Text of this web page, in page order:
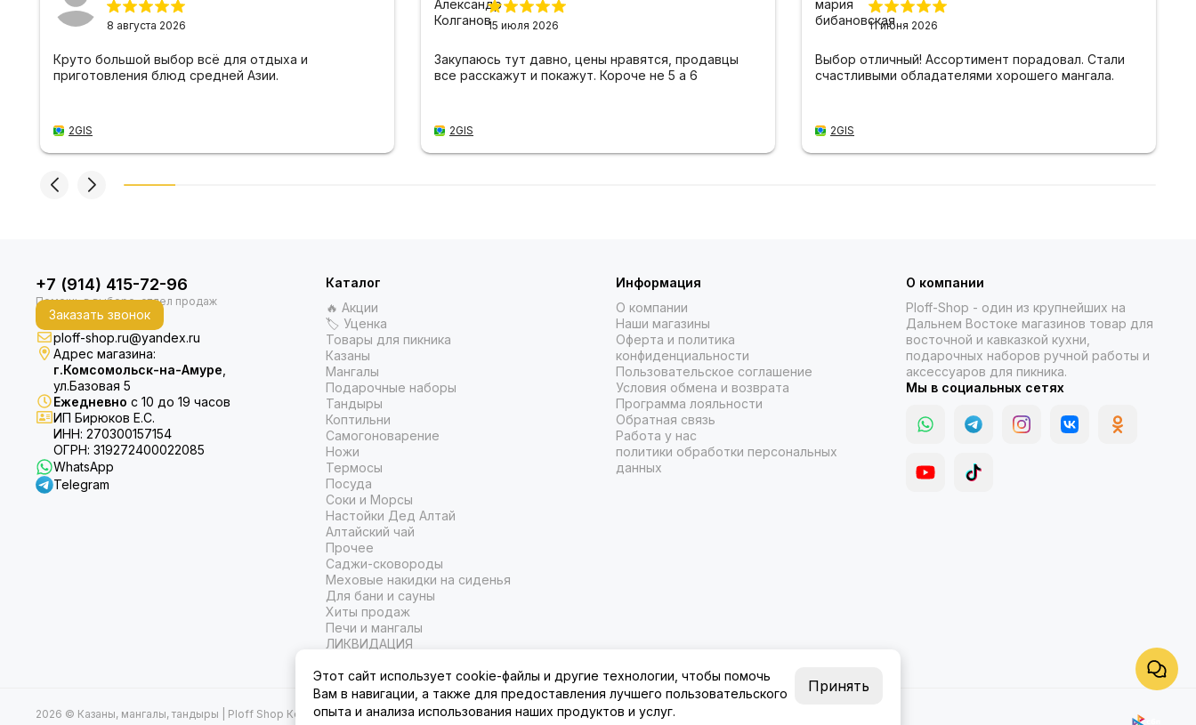
8 августа 2026
Круто большой выбор всё для отдыха и
приготовления блюд средней Азии.
2GIS
15 июля 2026
Закупаюсь тут давно, цены нравятся, продавцы
все расскажут и покажут. Короче не 5 а 6
2GIS
11 июня 2026
Выбор отличный! Ассортимент порадовал. Стали
счастливыми обладателями хорошего мангала.
2GIS
+7 (914) 415-72-96
Заказать звонок
ploff-shop.ru@yandex.ru
Адрес магазина:
г.Комсомольск-на-Амуре
ул.Базовая 5
Ежедневно с 10 до 19 часов
ИП Бирюков Е.С.
ИНН: 270300157154
ОГРН: 319272400022085
WhatsApp
Telegram
Каталог
🔥 Акции
🏷 Уценка
Товары для пикника
Казаны
Мангалы
Подарочные наборы
Тандыры
Коптильни
Самогоноварение
Ножи
Термосы
Посуда
Соки и Морсы
Настойки Дед Алтай
Алтайский чай
Прочее
Саджи-сковороды
Меховые накидки на сиденья
Для бани и сауны
Хиты продаж
Печи и мангалы
ЛИКВИДАЦИЯ
Информация
О компании
Наши магазины
Оферта и политика
конфиденциальности
Пользовательское соглашение
Условия обмена и возврата
Программа лояльности
Обратная связь
Работа у нас
политики обработки персональных
данных
О компании
Ploff-Shop - один из крупнейших на
Дальнем Востоке магазинов товар для
восточной и кавказкой кухни,
подарочных наборов ручной работы и
аксессуаров для пикника.
Мы в социальных сетях
2026 © Казаны, мангалы, тандыры | Ploff Shop Комсомольск-на-Амуре.Карта сайта
Этот сайт использует cookie-файлы и другие технологии, чтобы помочь
Вам в навигации, а также для предоставления лучшего пользовательского
опыта и анализа использования наших продуктов и услуг.
Принять